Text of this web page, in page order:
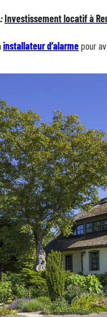
Investissement locatif à
installateur d’alarme pour